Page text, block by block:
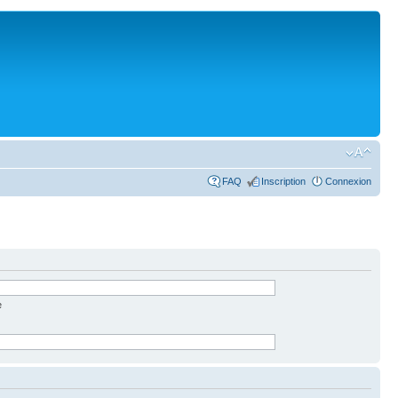
FAQ Inscription Connexion